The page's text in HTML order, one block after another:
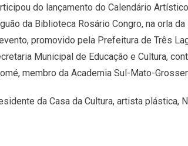
do lançamento do Calendário
da Biblioteca Rosário Congro, na orla
promovido pela Prefeitura de Três
Municipal de Educação e Cultura,
membro da Academia Sul-Mato-
da Casa da Cultura, artista plástica,